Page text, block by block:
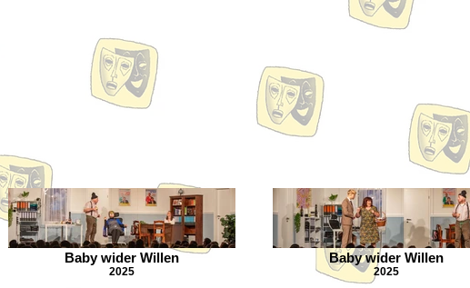
Baby wider Willen
2025
Baby wider Willen
2025